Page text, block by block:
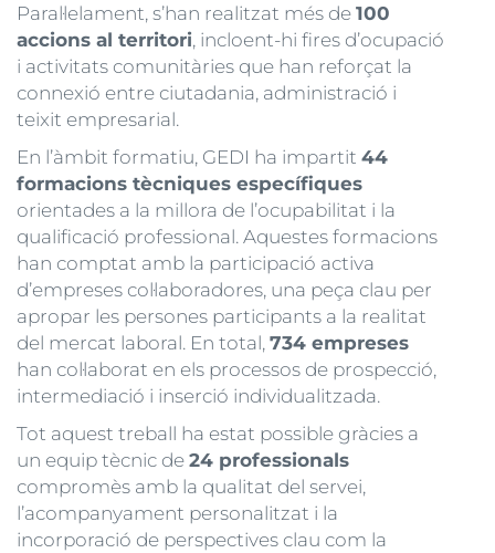
Paral·lelament, s’han realitzat més de 100
accions al territori, incloent-hi fires d’ocupació
i activitats comunitàries que han reforçat la
connexió entre ciutadania, administració i
teixit empresarial.
En l’àmbit formatiu, GEDI ha impartit 44
formacions tècniques específiques
orientades a la millora de l’ocupabilitat i la
qualificació professional. Aquestes formacions
han comptat amb la participació activa
d’empreses col·laboradores, una peça clau per
apropar les persones participants a la realitat
del mercat laboral. En total, 734 empreses
han col·laborat en els processos de prospecció,
intermediació i inserció individualitzada.
Tot aquest treball ha estat possible gràcies a
un equip tècnic de 24 professionals
compromès amb la qualitat del servei,
l’acompanyament personalitzat i la
incorporació de perspectives clau com la